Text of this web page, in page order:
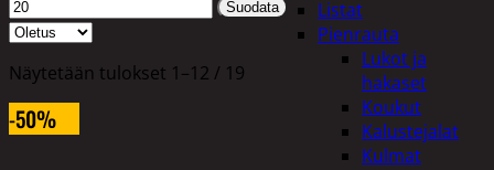
Listat
Pienrauta
Lukot ja
hakaset
Koukut
Kalustejalat
Kulmat
Suodata
Näytetään tulokset 1–12 / 19
-50%